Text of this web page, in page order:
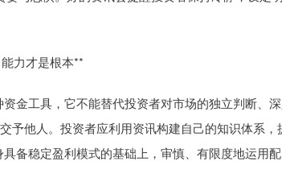
力才是根本**
金工具，它不能替代投资者对市场的独立判断、
予他人。投资者应利用资讯构建自己的知识体系
备稳定盈利模式的基础上，审慎、有限度地运用